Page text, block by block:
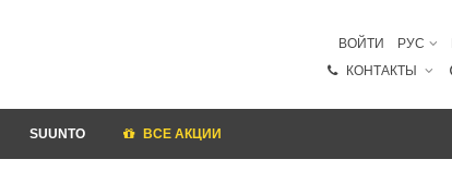
РУС
ВОЙТИ
КОНТАКТЫ
SUUNTO ВСЕ АКЦИИ